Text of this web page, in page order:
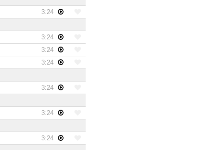
3:24
3:24
3:24
3:24
3:24
3:24
3:24